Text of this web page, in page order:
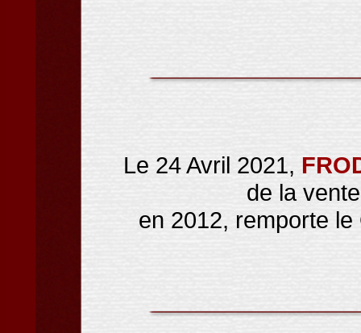
Le 24 Avril 2021,
de la
en 2012, remporte